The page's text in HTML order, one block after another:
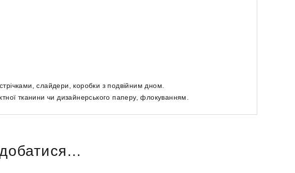
слайдери, коробки з подвійним дном.
тканини чи дизайнерського паперу, флокуванням.